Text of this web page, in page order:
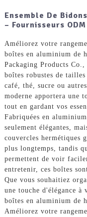
Ensemble De
– Fournisseurs
Améliorez votre
boîtes en aluminium de
Packaging Products
boîtes robustes de
café, thé, sucre ou
moderne apportera une
tout en gardant vos
Fabriquées en
seulement élégantes,
couvercles hermétiques
plus longtemps, tandis
permettent de voir
entretenir, ces boîtes
Que vous souhaitiez
une touche d'élégance
boîtes en aluminium de
Améliorez votre